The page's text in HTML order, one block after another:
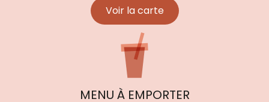
Voir la carte
MENU À EMPORTER